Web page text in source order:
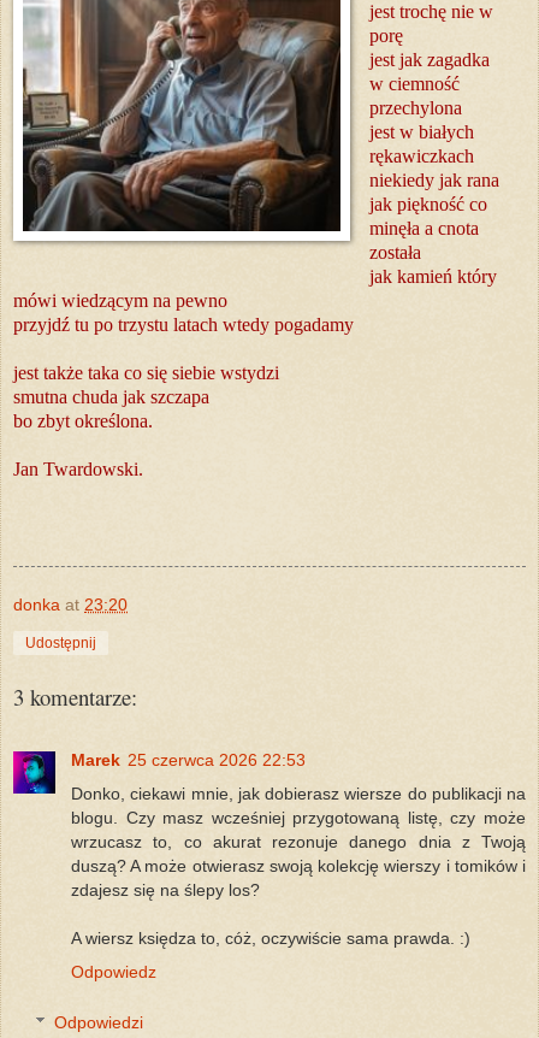
jest trochę nie w
porę
jest jak zagadka
w ciemność
przechylona
jest w białych
rękawiczkach
niekiedy jak rana
jak piękność co
minęła a cnota
została
jak kamień który
mówi wiedzącym na pewno
przyjdź tu po trzystu latach wtedy pogadamy
jest także taka co się siebie wstydzi
smutna chuda jak szczapa
bo zbyt określona.
Jan Twardowski.
donka at 23:20
Udostępnij
3 komentarze:
Marek 25 czerwca 2026 22:53
Donko, ciekawi mnie, jak dobierasz wiersze do publikacji na
blogu. Czy masz wcześniej przygotowaną listę, czy może
wrzucasz to, co akurat rezonuje danego dnia z Twoją
duszą? A może otwierasz swoją kolekcję wierszy i tomików i
zdajesz się na ślepy los?
A wiersz księdza to, cóż, oczywiście sama prawda. :)
Odpowiedz
Odpowiedzi